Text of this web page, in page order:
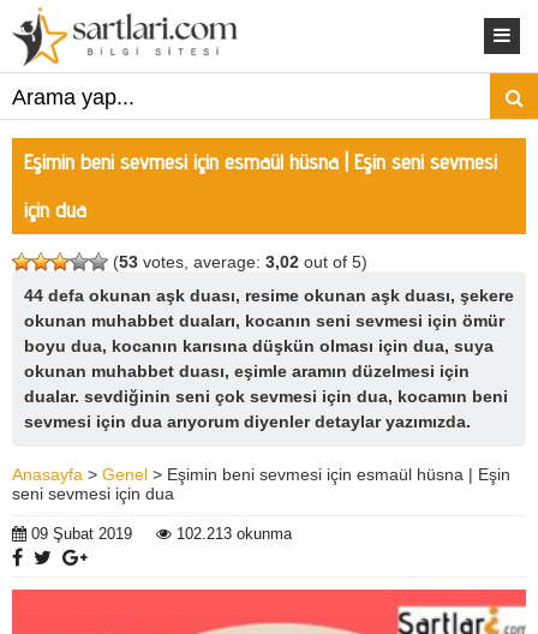
Eşimin beni sevmesi için esmaül hüsna | Eşin seni sevmesi
için dua
(53 votes, average: 3,02 out of 5)
44 defa okunan aşk duası, resime okunan aşk duası, şekere
okunan muhabbet duaları, kocanın seni sevmesi için ömür
boyu dua, kocanın karısına düşkün olması için dua, suya
okunan muhabbet duası, eşimle aramın düzelmesi için
dualar. sevdiğinin seni çok sevmesi için dua, kocamın beni
sevmesi için dua arıyorum diyenler detaylar yazımızda.
Anasayfa > Genel > Eşimin beni sevmesi için esmaül hüsna | Eşin
seni sevmesi için dua
09 Şubat 2019 102.213 okunma